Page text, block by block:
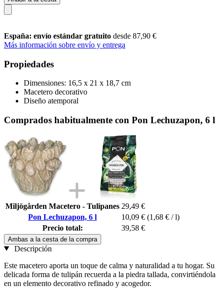
España: envío estándar gratuito desde 87,90 €
Más información sobre envío y entrega
Propiedades
Dimensiones: 16,5 x 21 x 18,7 cm
Macetero decorativo
Diseño atemporal
Comprados habitualmente con Pon Lechuzapon, 6 l
Miljögården Macetero - Tulipanes 29,49 €
Pon Lechuzapon, 6 l
10,09 € (1,68 € / l)
Precio total:
39,58 €
Ambas a la cesta de la compra
Descripción
Este macetero aporta un toque de calma y naturalidad a tu hogar. Su
delicada forma de tulipán recuerda a la piedra tallada, convirtiéndola
en un elemento decorativo refinado y acogedor.